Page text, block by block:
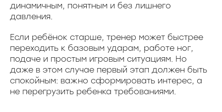
динамичным, понятным и без лишнего
давления.
Если ребёнок старше, тренер может быстрее
переходить к базовым ударам, работе ног,
подаче и простым игровым ситуациям. Но
даже в этом случае первый этап должен быть
спокойным: важно сформировать интерес, а
не перегрузить ребенка требованиями.